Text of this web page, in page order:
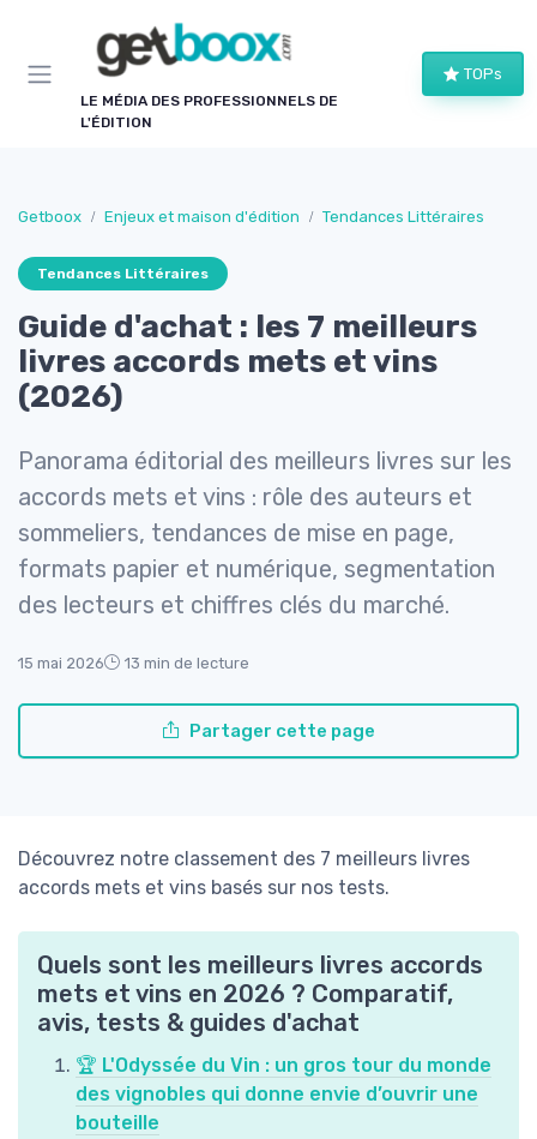
LE MÉDIA DES PROFESSIONNELS DE
L'ÉDITION
TOPs
Getboox Enjeux et maison d'édition Tendances Littéraires
Tendances Littéraires
Guide d'achat : les 7 meilleurs
livres accords mets et vins
(2026)
Panorama éditorial des meilleurs livres sur les
accords mets et vins : rôle des auteurs et
sommeliers, tendances de mise en page,
formats papier et numérique, segmentation
des lecteurs et chiffres clés du marché.
15 mai 2026 13 min de lecture
Partager cette page
Découvrez notre classement des 7 meilleurs livres
accords mets et vins basés sur nos tests.
Quels sont les meilleurs livres accords
mets et vins en 2026 ? Comparatif,
avis, tests & guides d'achat
🏆 L'Odyssée du Vin : un gros tour du monde
des vignobles qui donne envie d’ouvrir une
bouteille